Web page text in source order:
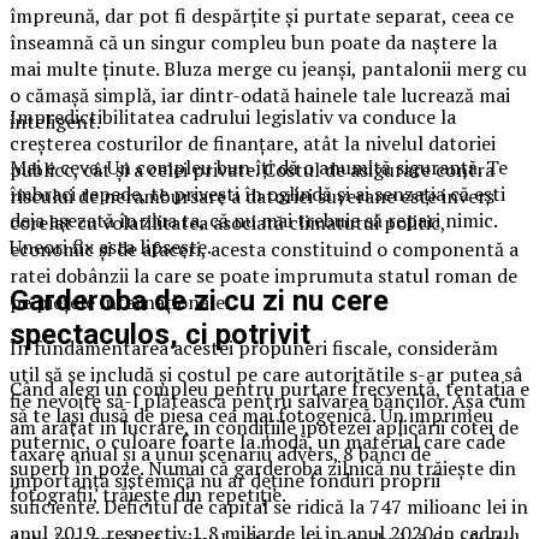
Impredictibilitatea cadrului legislativ va conduce la
creşterea costurilor de finanţare, atât la nivelul datoriei
publicc, cât şi a celei private. Costul de asigurare contra
riscului de nerambursare a datoriei suverane este invers
corelat cu volatilitatea asociată climatutui politic,
economic şi de afaceri, acesta constituind o componentă a
ratei dobânzii la care se poate imprumuta statul roman de
pe pieţele internaţionale.
În fundamentarea acestei propuneri fiscale, considerăm
util să se includă şi costul pe care autoritătile s-ar putea sâ
fie nevoite să-l plătească pentru salvarea băncilor. Aşa cum
am arătat in lucrare, in condiţiile ipotezei aplicării cotei de
taxare anual şi a unui scenariu advers, 8 bănci de
importanţă sistemică nu ar deţine fonduri proprii
suficiente. Deficitul de capital se ridică la 747 milioanc lei in
anul 2019, respectiv 1,8 miliarde lei in anul 2020 in cadrul
împreună, dar pot fi despărțite și purtate separat, ceea ce
înseamnă că un singur compleu bun poate da naștere la
mai multe ținute. Bluza merge cu jeanși, pantalonii merg cu
o cămașă simplă, iar dintr-odată hainele tale lucrează mai
inteligent.
Mai e ceva. Un compleu bun îți dă o anumită siguranță. Te
îmbraci repede, te privești în oglindă și ai senzația că ești
deja așezată în ziua ta, că nu mai trebuie să repari nimic.
Uneori fix asta lipsește.
Garderoba de zi cu zi nu cere
spectaculos, ci potrivit
Când alegi un compleu pentru purtare frecventă, tentația e
să te lași dusă de piesa cea mai fotogenică. Un imprimeu
puternic, o culoare foarte la modă, un material care cade
superb în poze. Numai că garderoba zilnică nu trăiește din
fotografii, trăiește din repetiție.